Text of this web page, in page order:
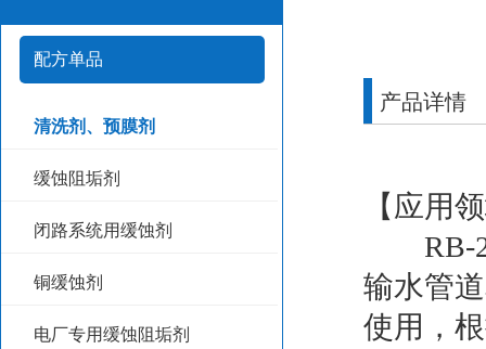
配方单品
清洗剂、预膜剂
缓蚀阻垢剂
闭路系统用缓蚀剂
铜缓蚀剂
电厂专用缓蚀阻垢剂
产品详情
【应用
RB-
输水管
使用，